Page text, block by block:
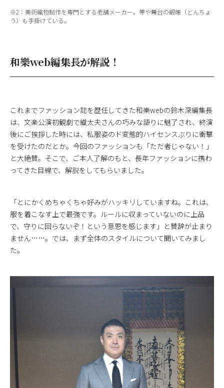
※2：美術織物制作を専門とする老舗メーカー。帯や舞台の緞帳（どんちょ
う）も手掛けている。
和樂web編集長が解説！
これまでファッション誌を歴任してきた和樂webの鈴木深編集長
は、文楽公演初観劇で織太夫さんの巧みな語りに魅了され、終演
後にご挨拶した時には、私服姿のド変態的ハイセンスぶりに衝撃
を受けたのだとか。今回のファッションも「ただ者じゃない！」
と大絶賛。そこで、ご本人了解のもと、長年ファッションに携わ
ってきた目線で、解説をしてもらいました。
「とにかくめちゃくちゃ好みがハッキリしていますね。これは、
服を着こなす上で最強です。ルールに収まっていないのに上品
で、守りに回らないぞ！という意思を感じます」と賛辞が止まり
ません……。では、まず全体のスタイルについて聞いてみまし
た。